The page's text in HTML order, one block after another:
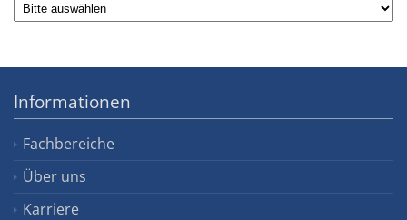
Informationen
Fachbereiche
Über uns
Karriere